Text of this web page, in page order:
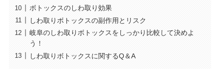
ボトックスのしわ取り効果
しわ取りボトックスの副作用とリスク
岐阜のしわ取りボトックスをしっかり比較して決めよ
う！
しわ取りボトックスに関するQ＆A